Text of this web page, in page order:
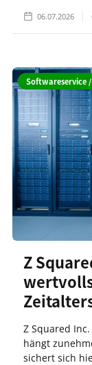
06.07.2026
Softwareservice
Z
Z Squared
hängt
sichert sich